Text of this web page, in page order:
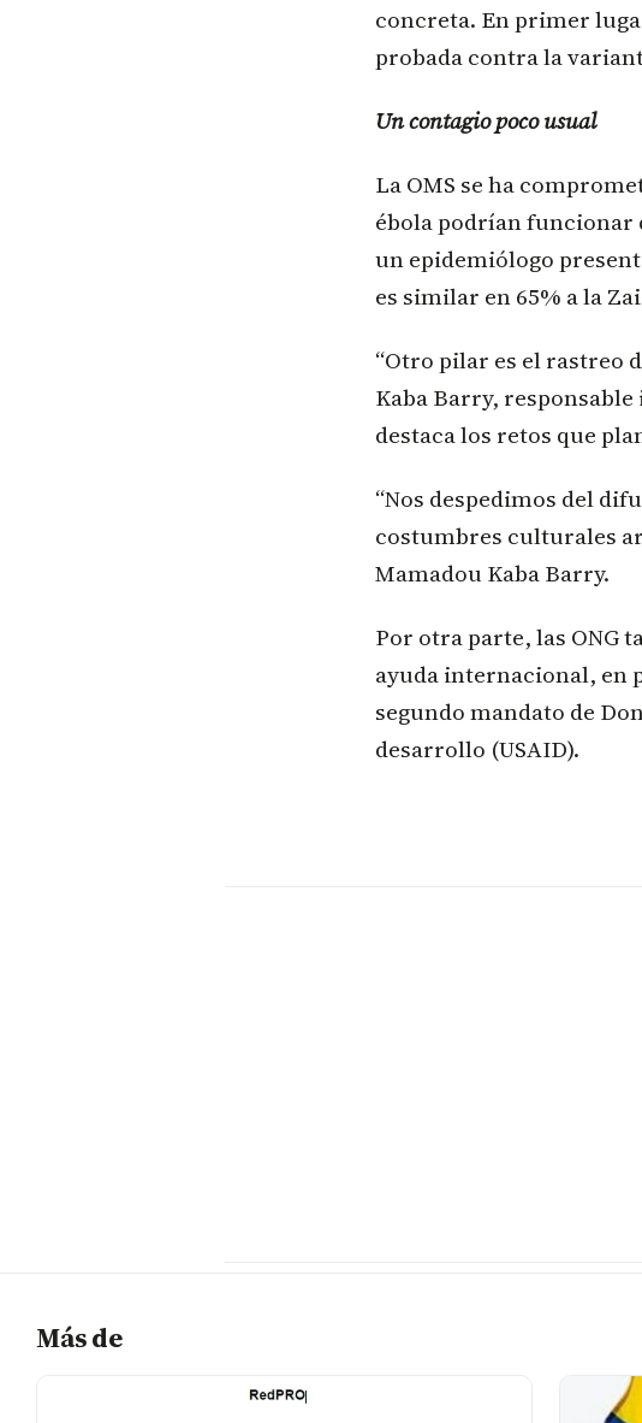
concreta. En primer
probada contra la
Un contagio poco usual
La OMS se ha
ébola podrían funcionar
un epidemiólogo
es similar en 65% a la
“Otro pilar es el rastreo
Kaba Barry,
destaca los retos que
“Nos despedimos del
costumbres culturales
Mamadou Kaba Barry.
Por otra parte, las ONG
ayuda internacional, en
segundo mandato de
desarrollo (USAID).
Más de